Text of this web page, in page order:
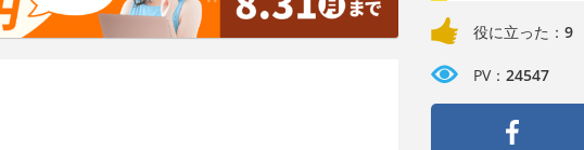
役に立った： 9
PV： 24547